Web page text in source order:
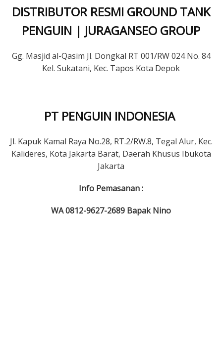
DISTRIBUTOR RESMI GROUND TANK
PENGUIN | JURAGANSEO GROUP
Gg. Masjid al-Qasim Jl. Dongkal RT 001/RW 024 No. 84
Kel. Sukatani, Kec. Tapos Kota Depok
PT PENGUIN INDONESIA
Jl. Kapuk Kamal Raya No.28, RT.2/RW.8, Tegal Alur, Kec.
Kalideres, Kota Jakarta Barat, Daerah Khusus Ibukota
Jakarta
Info Pemasanan :
WA 0812-9627-2689 Bapak Nino